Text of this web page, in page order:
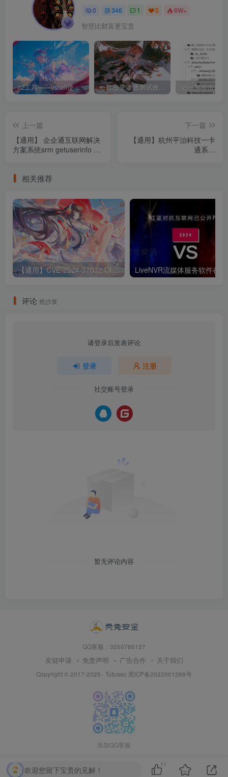
0 346 1 5 6W+
智慧比财富更宝贵
c2工具——vshell使用和下载 一款改变渗透测试效率的黑科技 —— dddd
上一篇
【通用】 企企通互联网解决
方案系统srm getuserinfo 存
下一篇
【通用】杭州平治科技一卡
通系统
相关推荐
【通用】CVE-2024-37032 Ollama 远程代码执行漏洞
评论 抢沙发
请登录后发表评论
登录 注册
社交账号登录
暂无评论内容
QQ客服：3250785127
友链申请 免责声明 广告合作 关于我们
Copyright © 2017-2025 · Tutusec 黑ICP备2022001288号
添加QQ客服
欢迎您留下宝贵的见解！
11